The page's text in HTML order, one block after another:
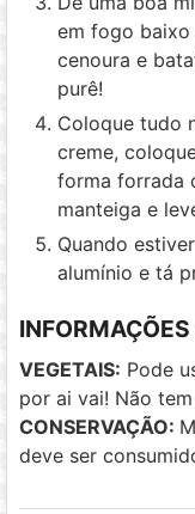
em fogo baixo
cenoura e
purê!
Coloque tudo
creme,
forma forrada
manteiga e
Quando
alumínio e tá
VEGETAIS: Pode
por ai vai! Não
CONSERVAÇÃO:
deve ser